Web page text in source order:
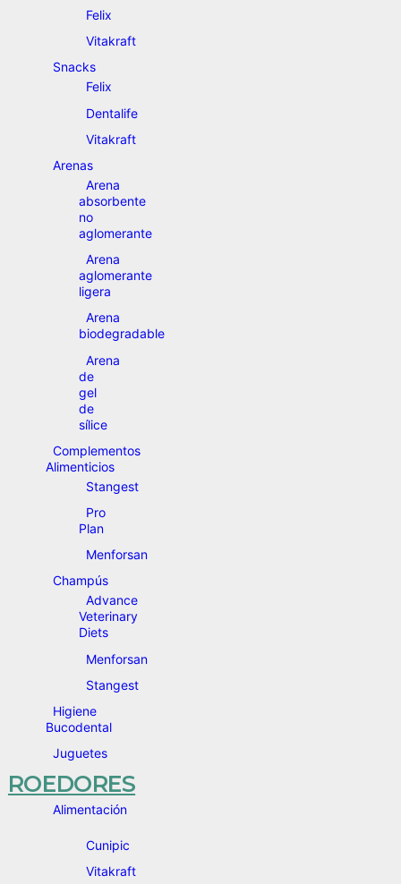
Felix
Vitakraft
Snacks
Felix
Dentalife
Vitakraft
Arenas
Arena
absorbente
no
aglomerante
Arena
aglomerante
ligera
Arena
biodegradable
Arena
de
gel
de
sílice
Complementos
Alimenticios
Stangest
Pro
Plan
Menforsan
Champús
Advance
Veterinary
Diets
Menforsan
Stangest
Higiene
Bucodental
Juguetes
ROEDORES
Alimentación
Cunipic
Vitakraft